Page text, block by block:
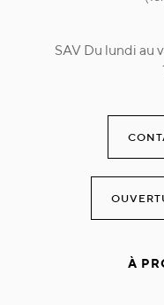
SAV Du lundi au
À